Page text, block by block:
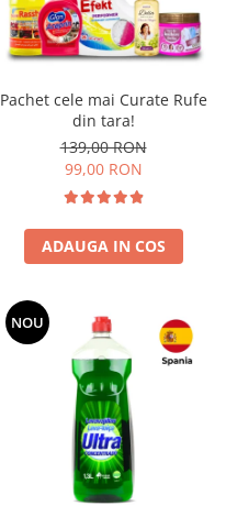
Pachet cele mai Curate Rufe
din tara!
139,00 RON
99,00 RON
ADAUGA IN COS
NOU